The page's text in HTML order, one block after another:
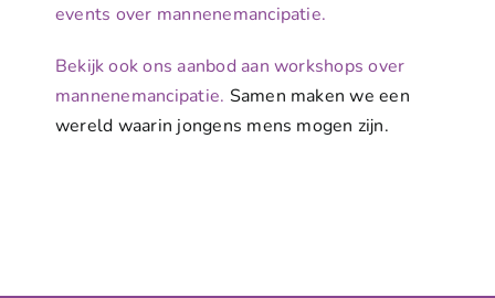
events over mannenemancipatie.
Bekijk ook ons aanbod aan workshops over
mannenemancipatie. Samen maken we een
wereld waarin jongens mens mogen zijn.